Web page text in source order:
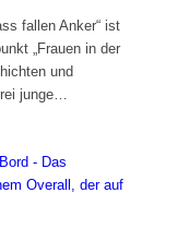
fallen Anker“ ist
„Frauen in der
und
junge…